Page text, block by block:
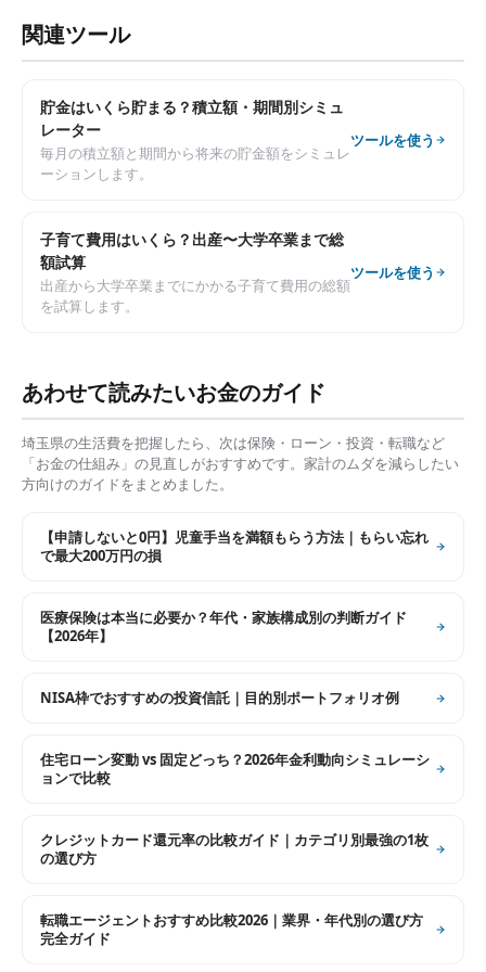
関連ツール
貯金はいくら貯まる？積立額・期間別シミュ
レーター
毎月の積立額と期間から将来の貯金額をシミュレ
ーションします。
ツールを使う
子育て費用はいくら？出産〜大学卒業まで総
額試算
出産から大学卒業までにかかる子育て費用の総額
を試算します。
ツールを使う
あわせて読みたいお金のガイド
埼玉県の生活費を把握したら、次は保険・ローン・投資・転職など
「お金の仕組み」の見直しがおすすめです。家計のムダを減らしたい
方向けのガイドをまとめました。
【申請しないと0円】児童手当を満額もらう方法｜もらい忘れ
で最大200万円の損
医療保険は本当に必要か？年代・家族構成別の判断ガイド
【2026年】
NISA枠でおすすめの投資信託｜目的別ポートフォリオ例
住宅ローン変動 vs 固定どっち？2026年金利動向シミュレーシ
ョンで比較
クレジットカード還元率の比較ガイド｜カテゴリ別最強の1枚
の選び方
転職エージェントおすすめ比較2026｜業界・年代別の選び方
完全ガイド